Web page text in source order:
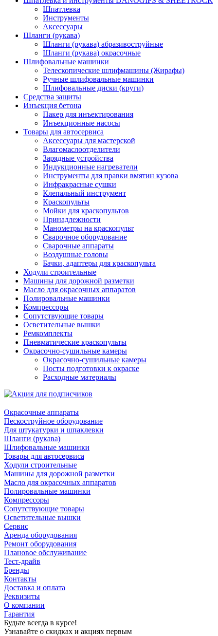
Шпатлевка
Инструменты
Аксессуары
Шланги (рукава)
Шланги (рукава) абразивоструйные
Шланги (рукава) окрасочные
Шлифовальные машинки
Телескопические шлифмашины (Жирафы)
Ручные шлифовальные машинки
Шлифовальные диски (круги)
Средства защиты
Инъекция бетона
Пакер для инъектирования
Инъекционные насосы
Товары для автосервиса
Аксессуары для мастерской
Влагомаслоотделители
Зарядные устройства
Индукционные нагреватели
Инструменты для правки вмятин кузова
Инфракрасные сушки
Клепальный инструмент
Краскопульты
Мойки для краскопультов
Принадлежности
Манометры на краскопульт
Сварочное оборудование
Сварочные аппараты
Воздушные головы
Бачки, адаптеры для краскопульта
Ходули строительные
Машины для дорожной разметки
Масло для окрасочных аппаратов
Полировальные машинки
Компрессоры
Сопутствующие товары
Осветительные вышки
Ремкомплекты
Пневматические краскопульты
Окрасочно-сушильные камеры
Окрасочно-сушильные камеры
Посты подготовки к окраске
Расходные материалы
Окрасочные аппараты
Пескоструйное оборудование
Для штукатурки и шпаклевки
Шланги (рукава)
Шлифовальные машинки
Товары для автосервиса
Ходули строительные
Машины для дорожной разметки
Масло для окрасочных аппаратов
Полировальные машинки
Компрессоры
Сопутствующие товары
Осветительные вышки
Сервис
Аренда оборудования
Ремонт оборудования
Плановое обслуживание
Тест-драйв
Бренды
Контакты
Доставка и оплата
Реквизиты
О компании
Гарантия
Будьте всегда в курсе!
Узнавайте о скидках и акциях первым